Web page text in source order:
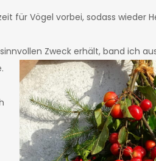
für Vögel vorbei, sodass wieder
Zweck erhält, band ich